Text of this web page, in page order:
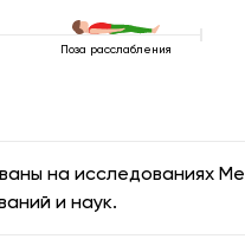
Поза расслабления
на исследованиях
и наук.